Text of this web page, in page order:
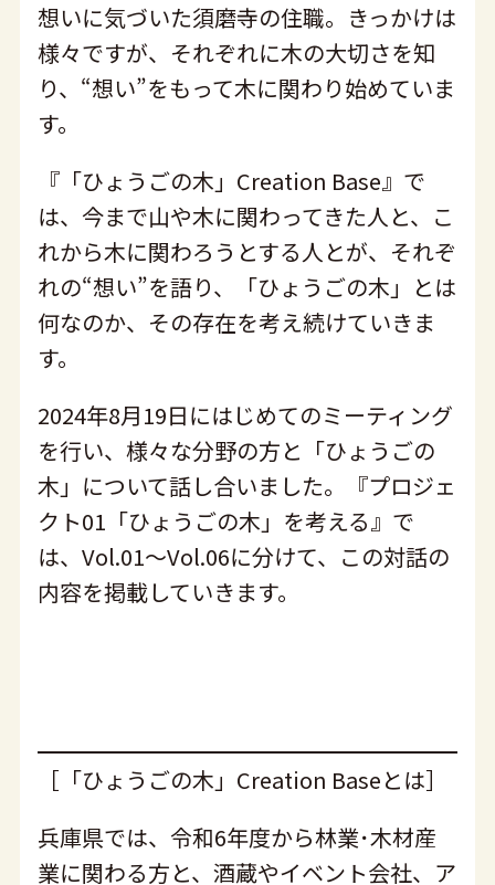
想いに気づいた須磨寺の住職。きっかけは
様々ですが、それぞれに木の大切さを知
り、“想い”をもって木に関わり始めていま
す。
『「ひょうごの木」Creation Base』で
は、今まで山や木に関わってきた人と、こ
れから木に関わろうとする人とが、それぞ
れの“想い”を語り、「ひょうごの木」とは
何なのか、その存在を考え続けていきま
す。
2024年8月19日にはじめてのミーティング
を行い、様々な分野の方と「ひょうごの
木」について話し合いました。『プロジェ
クト01「ひょうごの木」を考える』で
は、Vol.01〜Vol.06に分けて、この対話の
内容を掲載していきます。
［「ひょうごの木」Creation Baseとは］
兵庫県では、令和6年度から林業･木材産
業に関わる方と、酒蔵やイベント会社、ア